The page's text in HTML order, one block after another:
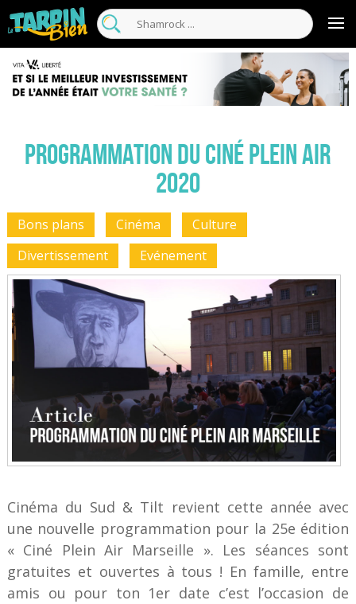
Programmation du Ciné Plein Air
2020
Bons plans Cinéma
Culture
Divertissement
Evénement
Cinéma du Sud & Tilt revient cette année avec
une nouvelle programmation pour la 25e édition
« Ciné Plein Air Marseille ». Les séances sont
gratuites et ouvertes à tous ! En famille, entre
amis ou pour ton 1er date c’est l’occasion de